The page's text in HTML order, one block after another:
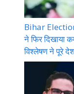
Bihar
ने फिर दिखाया
विश्लेषण ने पूरे